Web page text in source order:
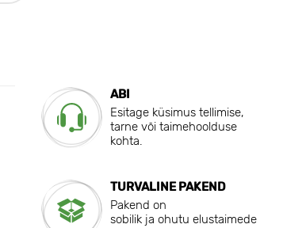
ABI
Esitage küsimus tellimise,
tarne või taimehoolduse
kohta.
TURVALINE PAKEND
Pakend on
sobilik ja ohutu elustaimede